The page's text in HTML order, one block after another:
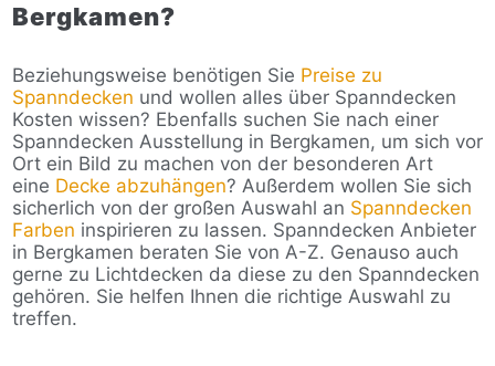
Bergkamen?
Beziehungsweise benötigen Sie Preise zu
Spanndecken und wollen alles über Spanndecken
Kosten wissen? Ebenfalls suchen Sie nach einer
Spanndecken Ausstellung in Bergkamen, um sich vor
Ort ein Bild zu machen von der besonderen Art
eine Decke abzuhängen? Außerdem wollen Sie sich
sicherlich von der großen Auswahl an Spanndecken
Farben inspirieren zu lassen. Spanndecken Anbieter
in Bergkamen beraten Sie von A-Z. Genauso auch
gerne zu Lichtdecken da diese zu den Spanndecken
gehören. Sie helfen Ihnen die richtige Auswahl zu
treffen.